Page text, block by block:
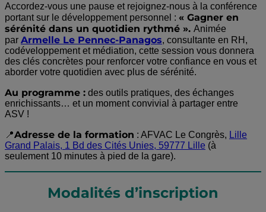
Accordez-vous une pause et rejoignez-nous à la conférence
portant sur le développement personnel : « Gagner en
sérénité dans un quotidien rythmé ». Animée
par Armelle Le Pennec-Panagos, consultante en RH,
codéveloppement et médiation, cette session vous donnera
des clés concrètes pour renforcer votre confiance en vous et
aborder votre quotidien avec plus de sérénité.
Au programme : des outils pratiques, des échanges
enrichissants… et un moment convivial à partager entre
ASV !
📍Adresse de la formation : AFVAC Le Congrès, Lille
Grand Palais, 1 Bd des Cités Unies, 59777 Lille (à
seulement 10 minutes à pied de la gare).
Modalités d’inscription